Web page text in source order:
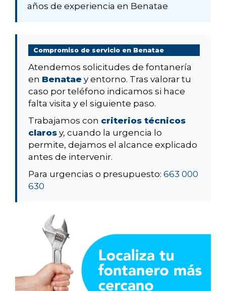
años de experiencia en Benatae
Compromiso de servicio en Benatae
Atendemos solicitudes de fontanería
en Benatae y entorno. Tras valorar tu
caso por teléfono indicamos si hace
falta visita y el siguiente paso.
Trabajamos con criterios técnicos
claros y, cuando la urgencia lo
permite, dejamos el alcance explicado
antes de intervenir.
Para urgencias o presupuesto: 663 000
630